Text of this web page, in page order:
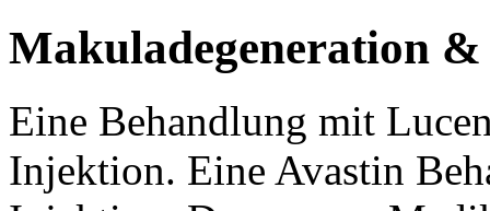
Makuladegeneration
Eine Behandlung mit
Injektion. Eine Avastin